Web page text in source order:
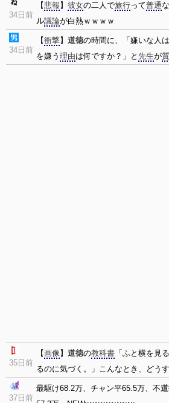
34日前
【悲報 】 彼女の二人で旅行って普通
ル議論が白熱ｗｗｗｗ
34日前
【衝撃】 道徳の時間に、「嫌いな人
を嫌う 理由は何ですか？」と 先生が
35日前
【画像】 道徳の教科書 「ふと横を見
るのに気づく。」こんなとき、どう
37日前
最駆け68.2万、チャン平65.5万、不